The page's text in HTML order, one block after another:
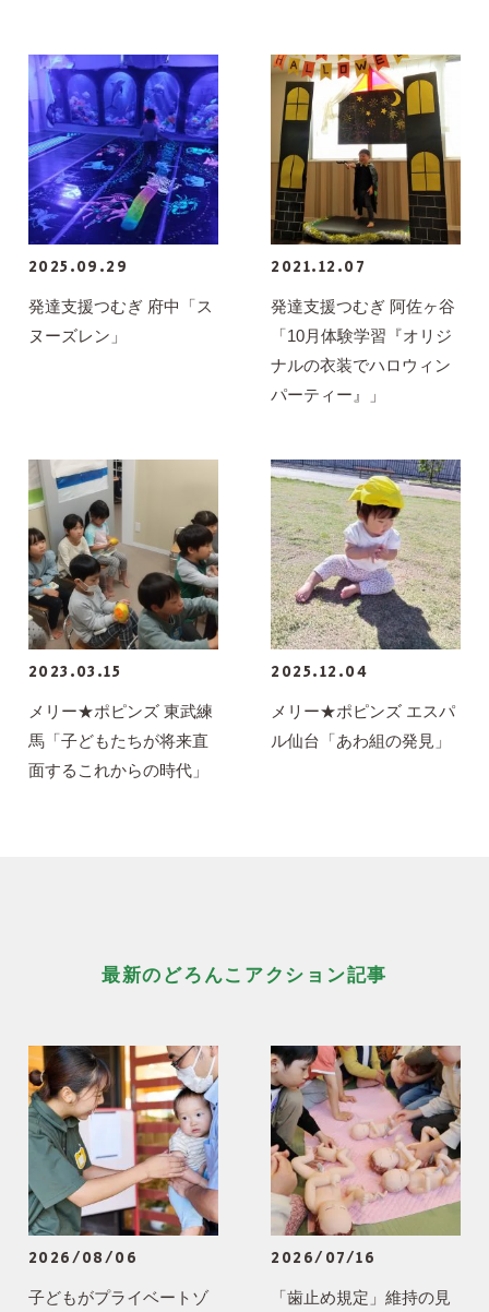
2025.09.29
発達支援つむぎ 府中「ス
ヌーズレン」
2021.12.07
発達支援つむぎ 阿佐ヶ谷
「10月体験学習『オリジ
ナルの衣装でハロウィン
パーティー』」
2023.03.15
メリー★ポピンズ 東武練
馬「子どもたちが将来直
面するこれからの時代」
2025.12.04
メリー★ポピンズ エスパ
ル仙台「あわ組の発見」
最新のどろんこアクション記事
2026/08/06
子どもがプライベートゾ
2026/07/16
「歯止め規定」維持の見